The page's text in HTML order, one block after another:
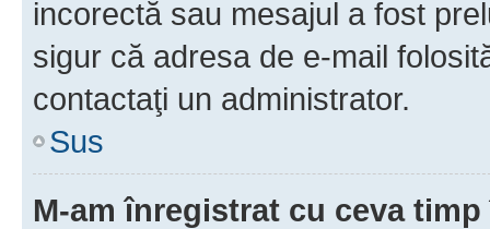
incorectă sau mesajul a fost
sigur că adresa de e-mail
contactaţi un administrator.
Sus
M-am înregistrat cu ceva